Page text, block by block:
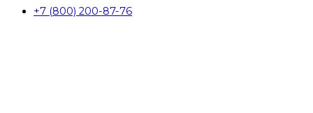
+7 (800) 200-87-76